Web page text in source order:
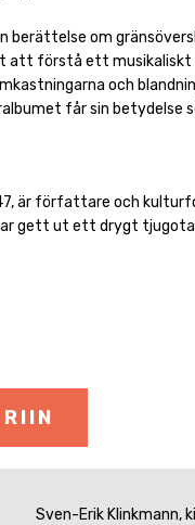
berättelse om
att förstå ett musikaliskt
och
får sin betydelse
är författare och
gett ut ett drygt
Sven-Erik Klinkmann,